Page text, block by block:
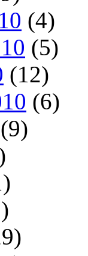
(4)
(5)
(12)
(6)
(9)